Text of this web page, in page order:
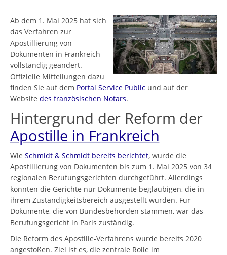
Ab dem 1. Mai 2025 hat sich
das Verfahren zur
Apostillierung von
Dokumenten in Frankreich
vollständig geändert.
Offizielle Mitteilungen dazu
finden Sie auf dem Portal Service Public und auf der
Website des französischen Notars.
Hintergrund der Reform der
Apostille in Frankreich
Wie Schmidt & Schmidt bereits berichtet, wurde die
Apostillierung von Dokumenten bis zum 1. Mai 2025 von 34
regionalen Berufungsgerichten durchgeführt. Allerdings
konnten die Gerichte nur Dokumente beglaubigen, die in
ihrem Zuständigkeitsbereich ausgestellt wurden. Für
Dokumente, die von Bundesbehörden stammen, war das
Berufungsgericht in Paris zuständig.
Die Reform des Apostille-Verfahrens wurde bereits 2020
angestoßen. Ziel ist es, die zentrale Rolle im